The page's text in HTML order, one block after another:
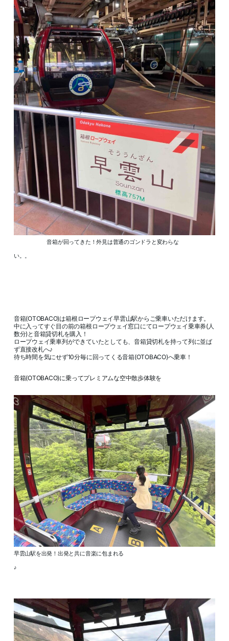
音箱が回ってきた！外見は普通のゴンドラと変わらな
い。。
音箱(OTOBACO)は箱根ロープウェイ早雲山駅からご乗車いただけます。
中に入ってすぐ目の前の箱根ロープウェイ窓口にてロープウェイ乗車券(人
数分)と音箱貸切札を購入！
ロープウェイ乗車列ができていたとしても、音箱貸切札を持って列に並ば
ず直接改札へ♪
待ち時間を気にせず10分毎に回ってくる音箱(OTOBACO)へ乗車！
音箱(OTOBACO)に乗ってプレミアムな空中散歩体験を
早雲山駅を出発！出発と共に音楽に包まれる
♪